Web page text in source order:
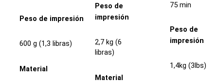
Peso de impresión
600 g (1,3 libras)
Material
Peso de
impresión
2,7 kg (6
libras)
Material
75 min
Peso de
impresión
1,4kg (3lbs)